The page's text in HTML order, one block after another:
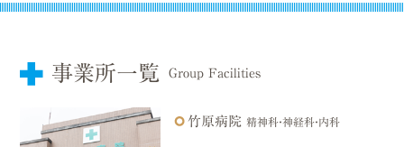
事業所一覧 Group Facilities
竹原病院 精神科・神経科・内科